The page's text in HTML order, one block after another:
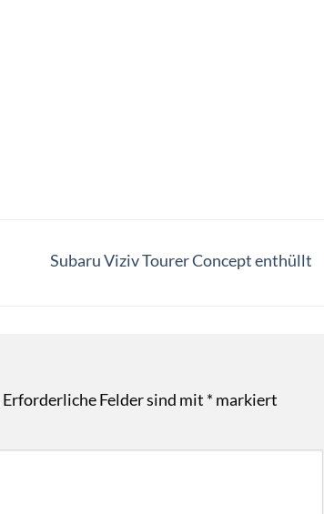
Subaru Viziv Tourer Concept enthüllt
Erforderliche Felder sind mit *markiert